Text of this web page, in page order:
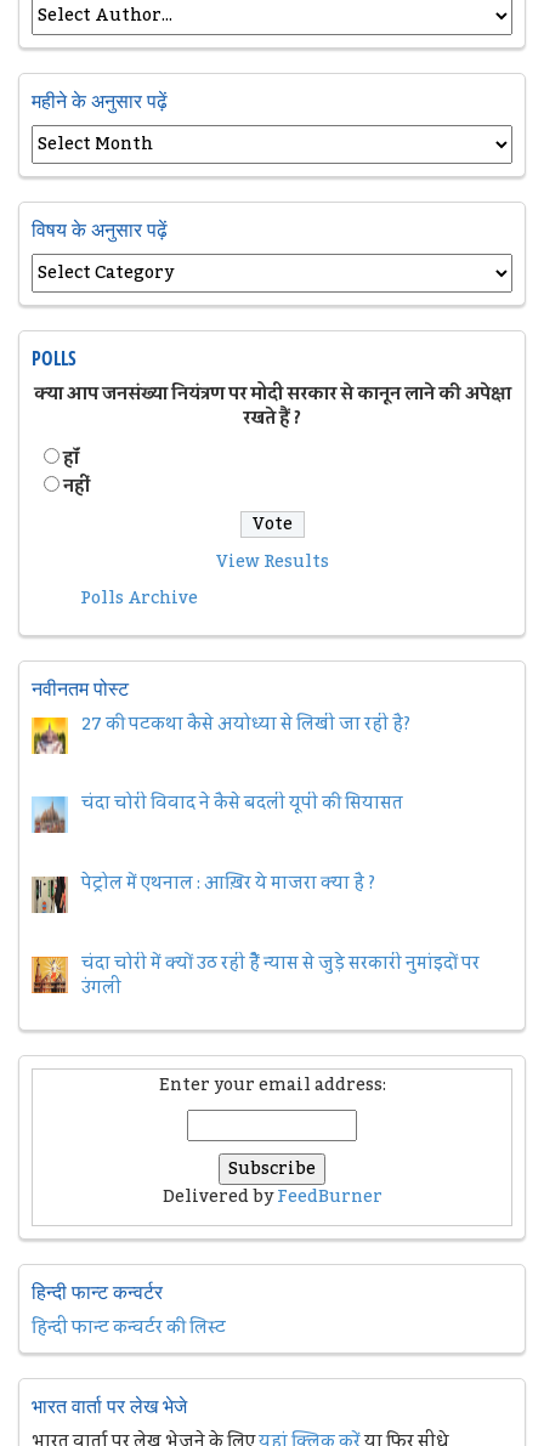
महीने के अनुसार पढ़ें
विषय के अनुसार पढ़ें
POLLS
क्या आप जनसंख्या नियंत्रण पर मोदी सरकार से कानून लाने की अपेक्षा
रखते हैं ?
हॉं
नहीं
View Results
Polls Archive
नवीनतम पोस्ट
27 की पटकथा कैसे अयोध्या से लिखी जा रही है?
चंदा चोरी विवाद ने कैसे बदली यूपी की सियासत
पेट्रोल में एथनाल : आख़िर ये माजरा क्या है ?
चंदा चोरी में क्यों उठ रही हैैं न्यास से जुड़े सरकारी नुमांइदों पर
उंगली
Enter your email address:
Delivered byFeedBurner
हिन्दी फान्ट कन्वर्टर
हिन्दी फान्ट कन्वर्टर की लिस्ट
भारत वार्ता पर लेख भेजे